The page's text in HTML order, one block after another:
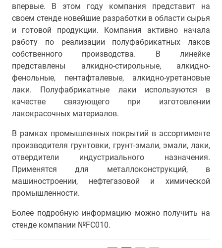
впервые. В этом году компания представит на
своем стенде новейшие разработки в области сырья
и готовой продукции. Компания активно начала
работу по реализации полуфабрикатных лаков
собственного производства. В линейке
представлены алкидно-стирольные, алкидно-
фенольные, пентафталевые, алкидно-уретановые
лаки. Полуфабрикатные лаки используются в
качестве связующего при изготовлении
лакокрасочных материалов.
В рамках промышленных покрытий в ассортименте
производителя грунтовки, грунт-эмали, эмали, лаки,
отвердители индустриального назначения.
Применятся для металлоконструкций, в
машиностроении, нефтегазовой и химической
промышленности.
Более подробную информацию можно получить на
стенде компании №FC010.